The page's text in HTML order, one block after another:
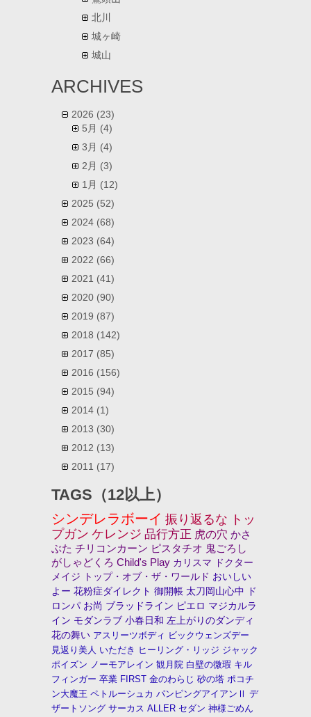
北川
城ヶ崎
城山
ARCHIVES
2026 (23)
5月 (4)
3月 (4)
2月 (3)
1月 (12)
2025 (52)
2024 (68)
2023 (64)
2022 (66)
2021 (41)
2020 (90)
2019 (87)
2018 (142)
2017 (85)
2016 (156)
2015 (94)
2014 (1)
2013 (30)
2012 (13)
2011 (17)
TAGS（12以上）
シンデレラボーイ 振り返るな トッ
プガン ケレンジ 品行方正 虎の穴 かさ
ぶた チリコンカーン ピスタチオ 鬼ごろし
がしゃどくろ Child's Play カリスマ
ドクター
メイジ
トップ・オブ・ザ・ワールド おいしい
よー 花粉症ダイレクト 御開帳 太刀岡山心中
ド
ロンパ お尚 ブラッドライン ピエロ マジカルラ
イン モダンラブ 小春日和 左上がりのダンディ
花の舞い アスリーツボディ ビックウェンズデー
見返り美人 いただき ヒーリング・リッジ ジャック
ポイズン ノーモアレイン 観月院 白壁の微瑕 キル
フィンガー 卒業 FIRST 金のわらじ 砂の塔 ポコチ
ン大魔王 ペトルーシュカ パンピングアイアンⅡ デ
ザートソング サーカス ALLER セダン 神様ごめん